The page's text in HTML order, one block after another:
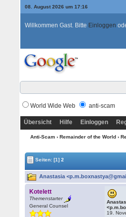
08. August 2026 um 17:16
Willkommen Gast. Bitte Einloggen
World Wide Web anti-scam
Übersicht Hilfe Einloggen
Anti-Scam› Remainder of the World›
Seiten:[1] 2
Anastasia
Kotelett
Themenstarter
General Counsel
19.